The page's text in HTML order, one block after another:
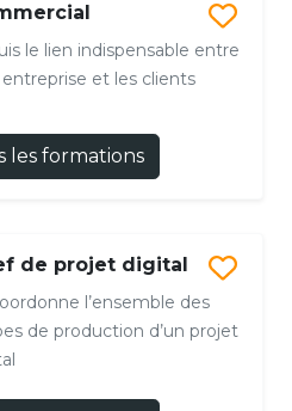
le lien indispensable entre
et les clients
les formations
de projet digital
l’ensemble des
de production d’un projet